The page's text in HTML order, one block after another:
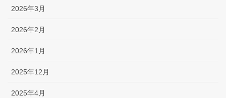
2026年3月
2026年2月
2026年1月
2025年12月
2025年4月